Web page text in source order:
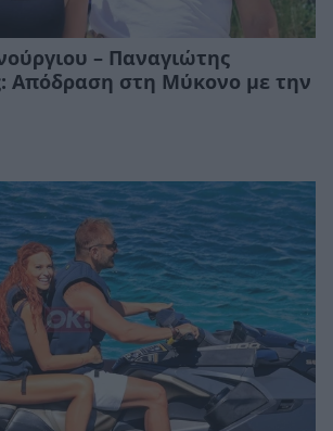
– Παναγιώτης
Απόδραση στη Μύκονο με την